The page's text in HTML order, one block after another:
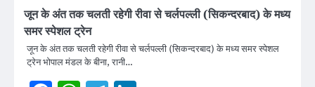
जून के अंत तक चलती रहेगी रीवा से चर्लपल्ली (सिकन्दरबाद) के मध्य
समर स्पेशल ट्रेन
जून के अंत तक चलती रहेगी रीवा से चर्लपल्ली (सिकन्दरबाद) के मध्य समर स्पेशल
ट्रेन भोपाल मंडल के बीना, रानी…